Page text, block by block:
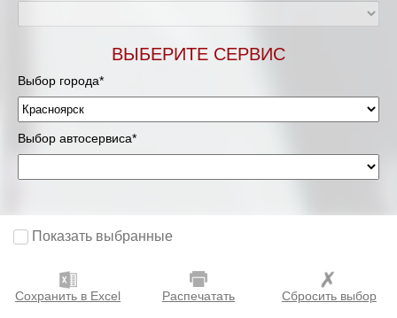
ВЫБЕРИТЕ СЕРВИС
Выбор города*
Выбор автосервиса*
Показать выбранные
Сохранить в Excel Распечатать Сбросить выбор